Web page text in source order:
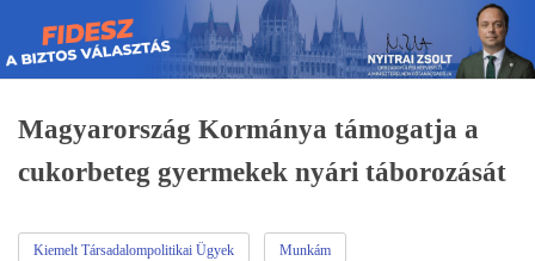
Skip
to
content
Magyarország Kormánya támogatja a
cukorbeteg gyermekek nyári táborozását
Kiemelt Társadalompolitikai Ügyek Munkám